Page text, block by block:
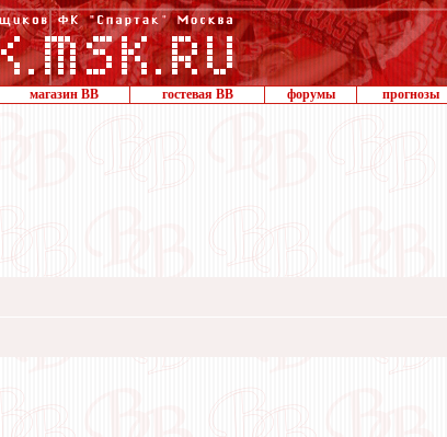
магазин ВВ гостевая ВВ форумы прогнозы